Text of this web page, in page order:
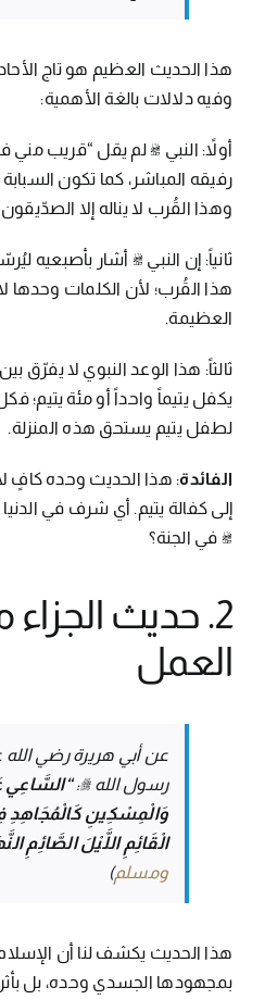
هذا الحديث العظيم هو تاج
وفيه دلالات بالغة الأهمية:
أولاً: النبي ﷺ لم يقل “قريب مني
رفيقه المباشر، كما تكون
وهذا القُرب لا يناله إلا
ثانياً: إن النبي ﷺ أشار
هذا القُرب؛ لأن الكلمات وحدها
العظيمة.
ثالثاً: هذا الوعد النبوي لا يفرّق
يكفل يتيماً واحداً أو مئة يتيم؛
لطفل يتيم يستحق هذه المنزلة.
الفائدة: هذا الحديث وحده كافٍ
إلى كفالة يتيم. أي شرف في الدنيا
ﷺ في الجنة؟
2. حديث
العمل
عن أبي هريرة رضي الله
رسول الله ﷺ:“السَّاعِي
وَالْمِسْكِينِ كَالْمُجَاهِدِ
الْقَائِمِ اللَّيْلَ الصَّائِمِ
ومسلم)
هذا الحديث يكشف لنا أن
بمجهودها الجسدي وحده، بل